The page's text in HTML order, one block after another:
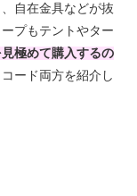
自在金具などが抜
プもテントやター
極めて購入するの
ード両方を紹介し